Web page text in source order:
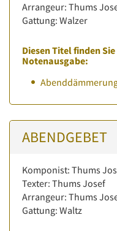
Arrangeur: Thums
Gattung: Walzer
Diesen Titel finden
Notenausgabe:
ABENDGEBET
Komponist: Thums
Texter: Thums Josef
Arrangeur: Thums
Gattung: Waltz